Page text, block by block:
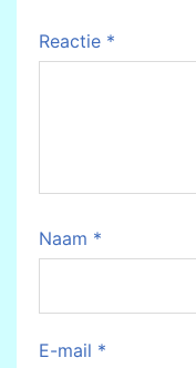
Reactie *
Naam *
E-mail *